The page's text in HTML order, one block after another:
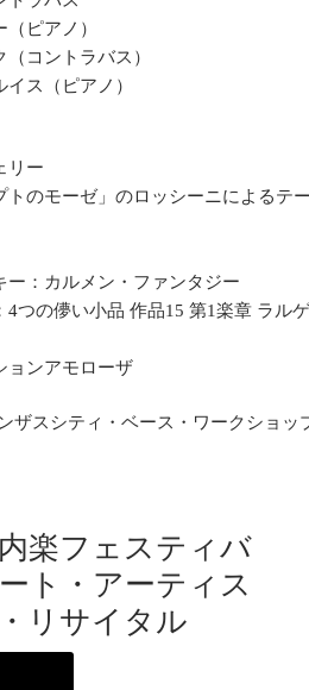
ピアノ）
コントラバス）
ス（ピアノ）
リー
トのモーゼ」のロッシーニによるテ
ー：カルメン・ファンタジー
4つの儚い小品 作品15 第1楽章 ラルゲ
ョンアモローザ
ザスシティ・ベース・ワークショッ
楽フェスティバ
ト・アーティス
リサイタル